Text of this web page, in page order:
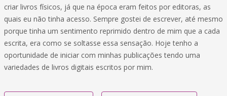
criar livros físicos, já que na época eram feitos por editoras, as
quais eu não tinha acesso. Sempre gostei de escrever, até mesmo
porque tinha um sentimento reprimido dentro de mim que a cada
escrita, era como se soltasse essa sensação. Hoje tenho a
oportunidade de iniciar com minhas publicações tendo uma
variedades de livros digitais escritos por mim.